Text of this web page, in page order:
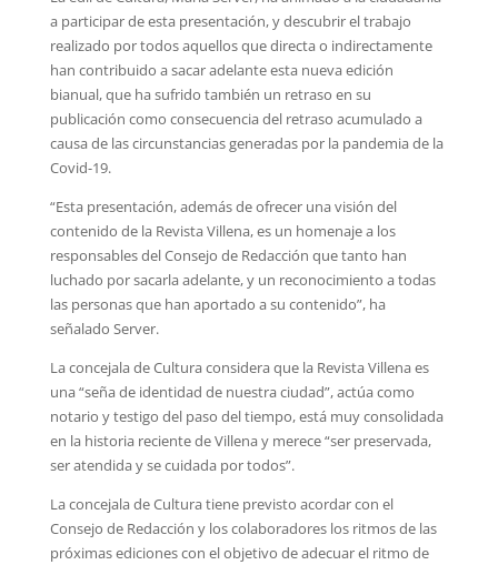
a participar de esta presentación, y descubrir el trabajo
realizado por todos aquellos que directa o indirectamente
han contribuido a sacar adelante esta nueva edición
bianual, que ha sufrido también un retraso en su
publicación como consecuencia del retraso acumulado a
causa de las circunstancias generadas por la pandemia de la
Covid-19.
“Esta presentación, además de ofrecer una visión del
contenido de la Revista Villena, es un homenaje a los
responsables del Consejo de Redacción que tanto han
luchado por sacarla adelante, y un reconocimiento a todas
las personas que han aportado a su contenido”, ha
señalado Server.
La concejala de Cultura considera que la Revista Villena es
una “seña de identidad de nuestra ciudad”, actúa como
notario y testigo del paso del tiempo, está muy consolidada
en la historia reciente de Villena y merece “ser preservada,
ser atendida y se cuidada por todos”.
La concejala de Cultura tiene previsto acordar con el
Consejo de Redacción y los colaboradores los ritmos de las
próximas ediciones con el objetivo de adecuar el ritmo de